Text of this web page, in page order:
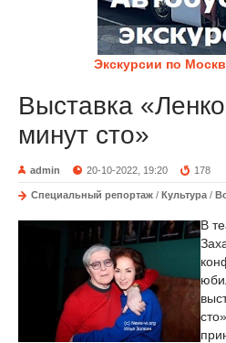
Экскурсии по
Выставка
минут сто»
admin 20-10-2022, 19:20 178
Специальный репортаж / Культура /
В